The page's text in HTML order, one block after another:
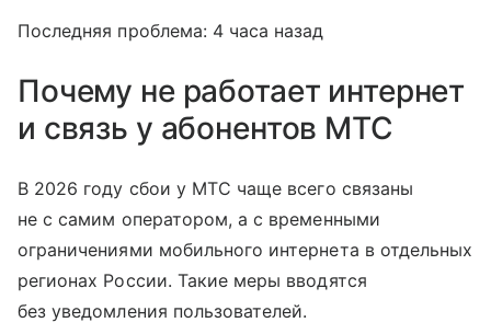
Последняя проблема: 4 часа назад
Почему не работает интернет
и связь у абонентов МТС
В 2026 году сбои у МТС чаще всего связаны
не с самим оператором, а с временными
ограничениями мобильного интернета в отдельных
регионах России. Такие меры вводятся
без уведомления пользователей.